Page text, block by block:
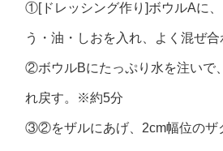
①[ドレッシング作り]ボウルAに
う・油・しおを入れ、よく混ぜ合
②ボウルBにたっぷり水を注いで
れ戻す。※約5分
③②をザルにあげ、2cm幅位のザ